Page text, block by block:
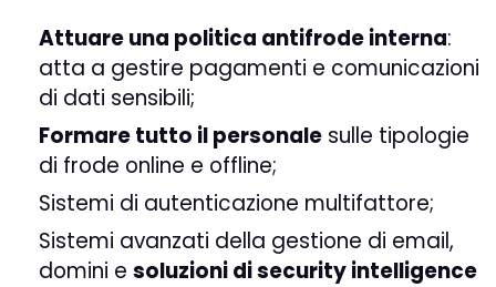
Attuare una politica antifrode interna:
atta a gestire pagamenti e comunicazioni
di dati sensibili;
Formare tutto il personale sulle tipologie
di frode online e offline;
Sistemi di autenticazione multifattore;
Sistemi avanzati della gestione di email,
domini e soluzioni di security intelligence